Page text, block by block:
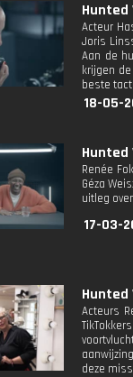
Hunted
Acteur
Joris
Aan de
krijgen
beste
18-05-
Hunted
Renée
Géza
uitleg
17-03-
Hunted
Acteurs
deze